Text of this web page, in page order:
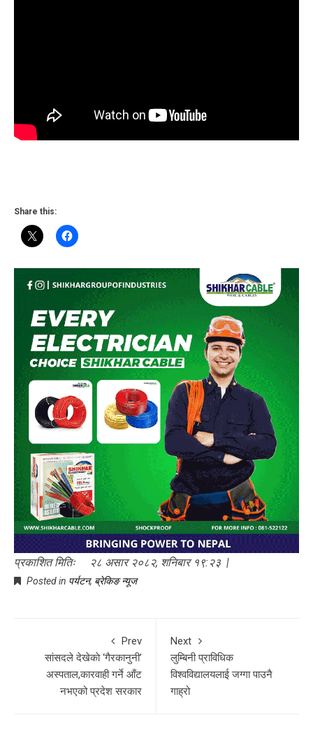
Share this:
प्रकाशित मितिः २८ असार २०८२, शनिबार १९:२३ |
Posted in पर्यटन, ब्रेकिङ न्यूज
Prev
सांसदले देखेकाे ‘गैरकानुनी’
अस्पताल,कारवाही गर्ने आँट
नभएको प्रदेश सरकार
Next
लुम्बिनी प्राविधिक
विश्वविद्यालयलाई जग्गा पाउनै
गाह्रो